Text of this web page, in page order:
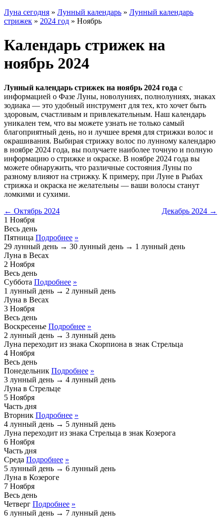
Луна сегодня » Лунный календарь » Лунный календарь
стрижек » 2024 год » Ноябрь
Календарь стрижек на
ноябрь 2024
Лунный календарь стрижек на ноябрь 2024 года с
информацией о Фазе Луны, новолуниях, полнолуниях, знаках
зодиака — это удобный инструмент для тех, кто хочет быть
здоровым, счастливым и привлекательным. Наш календарь
уникален тем, что вы можете узнать не только самый
благоприятный день, но и лучшее время для стрижки волос и
окрашивания. Выбирая стрижку волос по лунному календарю
в ноябре 2024 года, вы получаете наиболее точную и полную
информацию о стрижке и окраске. В ноябре 2024 года вы
можете обнаружить, что различные состояния Луны по
разному влияют на стрижку. К примеру, при Луне в Рыбах
стрижка и окраска не желательны — ваши волосы станут
ломкими и сухими.
← Октябрь 2024
Декабрь 2024 →
1 Ноября
Весь день
Пятница Подробнее »
29 лунный день → 30 лунный день → 1 лунный день
Луна в Весах
2 Ноября
Весь день
Суббота Подробнее »
1 лунный день → 2 лунный день
Луна в Весах
3 Ноября
Весь день
Воскресенье Подробнее »
2 лунный день → 3 лунный день
Луна переходит из знака Скорпиона в знак Стрельца
4 Ноября
Весь день
Понедельник Подробнее »
3 лунный день → 4 лунный день
Луна в Стрельце
5 Ноября
Часть дня
Вторник Подробнее »
4 лунный день → 5 лунный день
Луна переходит из знака Стрельца в знак Козерога
6 Ноября
Часть дня
Среда Подробнее »
5 лунный день → 6 лунный день
Луна в Козероге
7 Ноября
Весь день
Четверг Подробнее »
6 лунный день → 7 лунный день